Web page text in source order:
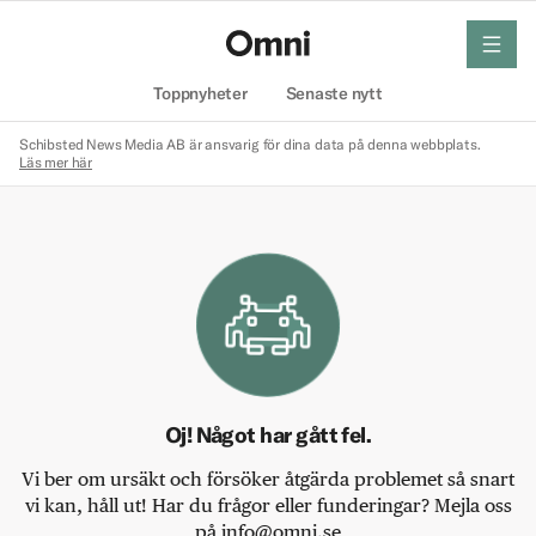
Toppnyheter Senaste nytt
meny
Schibsted News Media AB är ansvarig för dina data på denna webbplats.
Läs mer här
Oj! Något har gått fel.
Vi ber om ursäkt och försöker åtgärda problemet så snart
vi kan, håll ut! Har du frågor eller funderingar? Mejla oss